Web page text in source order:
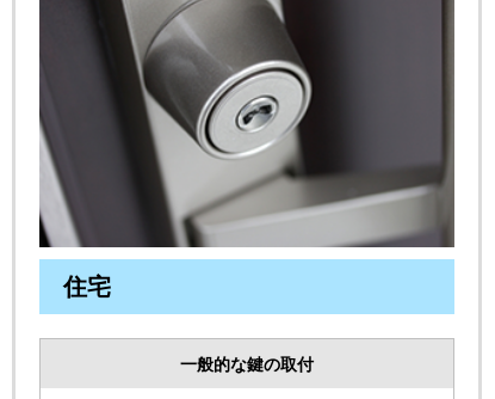
住宅
一般的な鍵の取付